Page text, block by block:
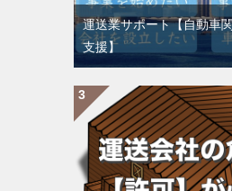
運送業サポート【自動車
支援】